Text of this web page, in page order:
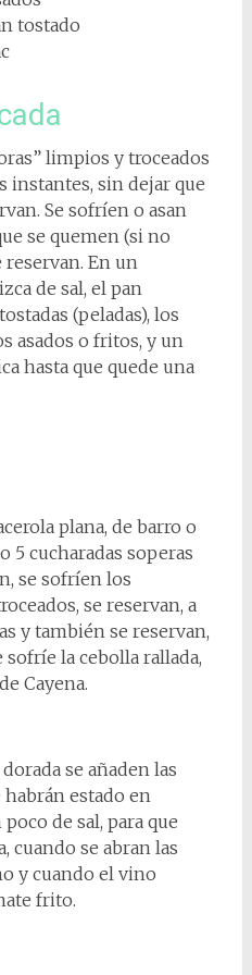
tostado
limpios y troceados
instantes, sin dejar que
Se sofríen o asan
se quemen (si no
reservan. En un
de sal, el pan
(peladas), los
asados o fritos, y un
hasta que quede una
plana, de barro o
5 cucharadas soperas
se sofríen los
se reservan, a
y también se reservan,
la cebolla rallada,
Cayena.
se añaden las
habrán estado en
de sal, para que
cuando se abran las
y cuando el vino
frito.